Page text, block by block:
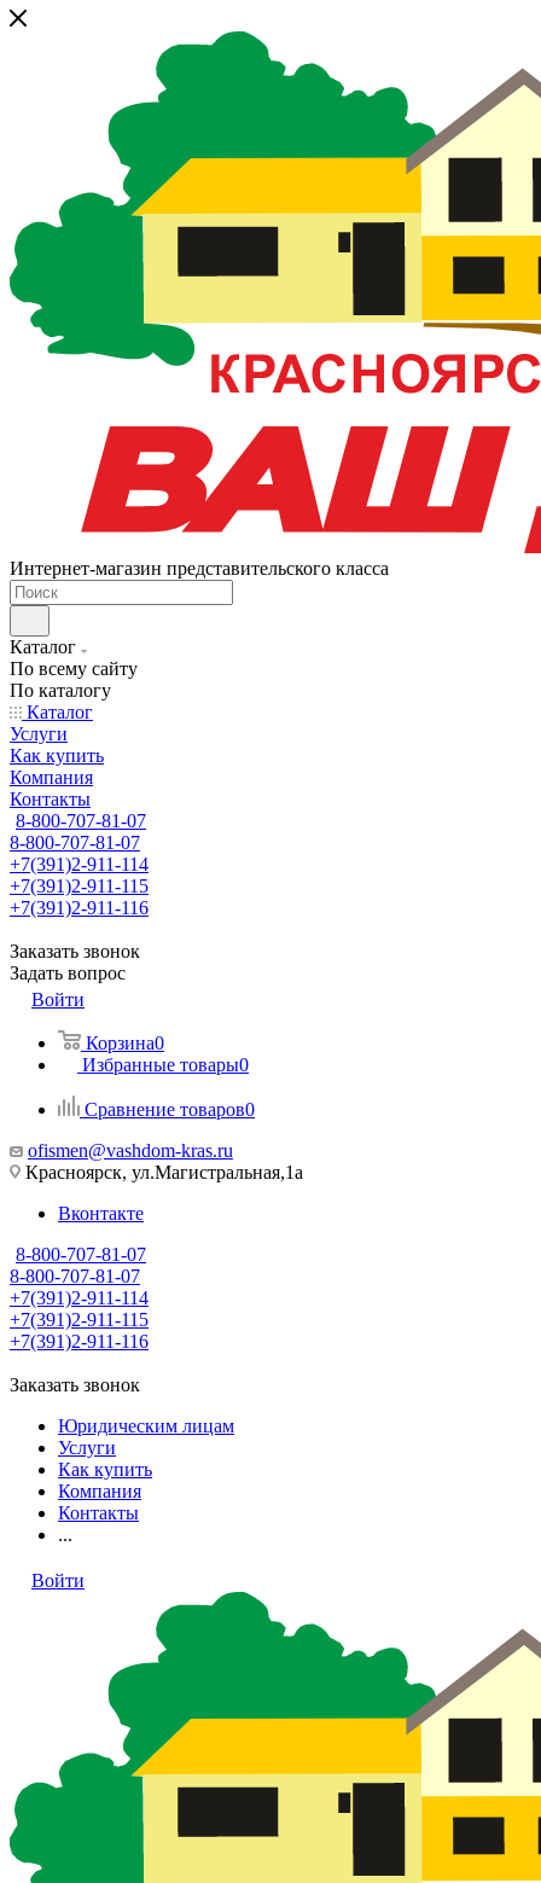
Интернет-магазин представительского класса
Каталог
По всему сайту
По каталогу
Каталог
Услуги
Как купить
Компания
Контакты
8-800-707-81-07
8-800-707-81-07
+7(391)2-911-114
+7(391)2-911-115
+7(391)2-911-116
Заказать звонок
Задать вопрос
Войти
Корзина0
Избранные товары0
Сравнение товаров0
ofismen@vashdom-kras.ru
Красноярск, ул.Магистральная,1а
Вконтакте
8-800-707-81-07
8-800-707-81-07
+7(391)2-911-114
+7(391)2-911-115
+7(391)2-911-116
Заказать звонок
Юридическим лицам
Услуги
Как купить
Компания
Контакты
...
Войти